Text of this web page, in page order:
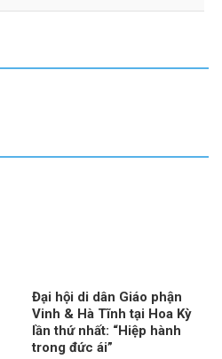
Đại hội di dân Giáo phận
Vinh & Hà Tĩnh tại Hoa Kỳ
lần thứ nhất: “Hiệp hành
trong đức ái”